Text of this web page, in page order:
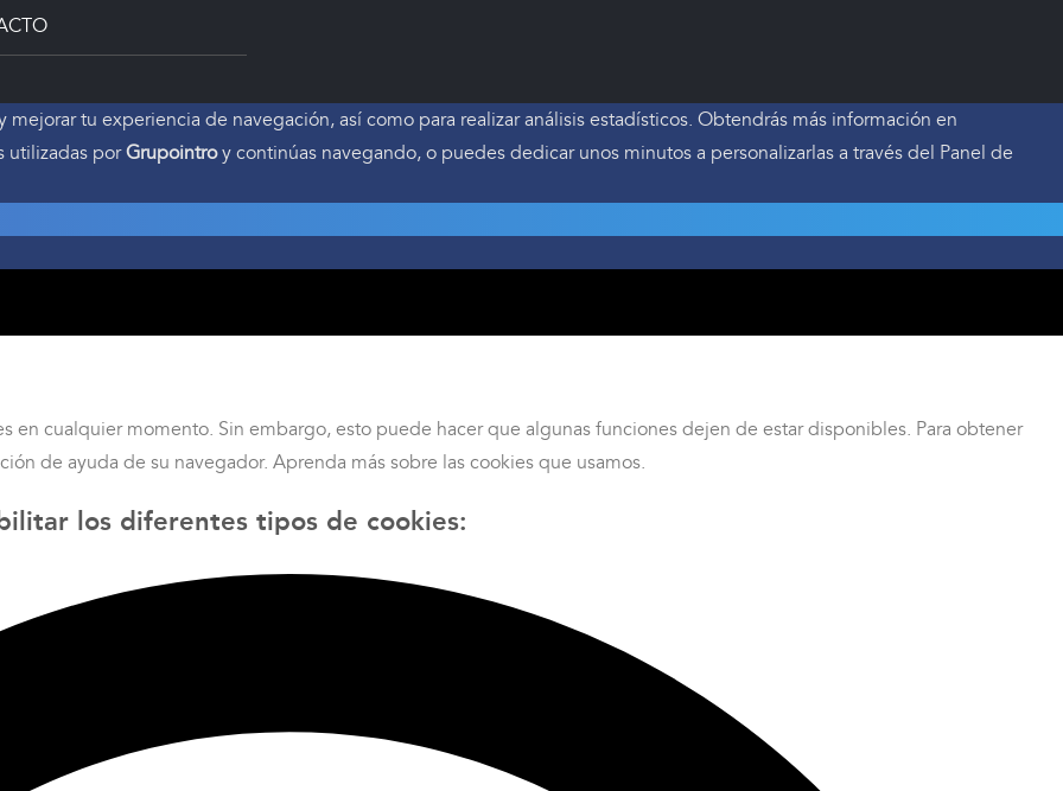
tu experiencia de navegación, así como para realizar análisis estadísticos. Obtendrás más información en
utilizadas porGrupointroy continúas navegando, o puedes dedicar unos minutos a personalizarlas a través del Panel de
en cualquier momento. Sin embargo, esto puede hacer que algunas funciones dejen de estar disponibles. Para obtener
de ayuda de su navegador. Aprenda más sobre las cookies que usamos.
los diferentes tipos de cookies: